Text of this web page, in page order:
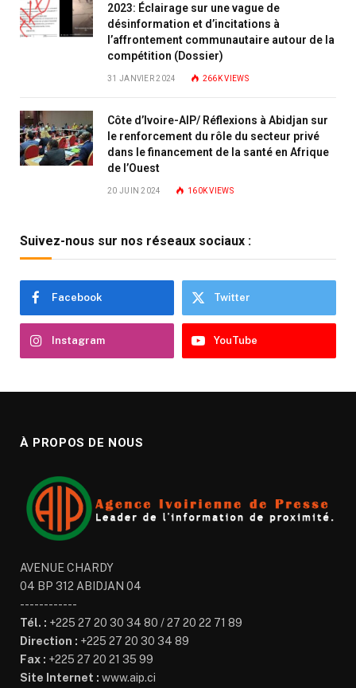
2023: Éclairage sur une vague de
désinformation et d’incitations à
l’affrontement communautaire autour de la
compétition (Dossier)
31 JANVIER 2024 266KVIEWS
Côte d’Ivoire-AIP/ Réflexions à Abidjan sur
le renforcement du rôle du secteur privé
dans le financement de la santé en Afrique
de l’Ouest
20 JUIN 2024 160KVIEWS
Suivez-nous sur nos réseaux sociaux :
Facebook Twitter
Instagram YouTube
À PROPOS DE NOUS
AVENUE CHARDY
04 BP 312 ABIDJAN 04
------------
Tél. : +225 27 20 30 34 80 / 27 20 22 71 89
Direction : +225 27 20 30 34 89
Fax : +225 27 20 21 35 99
Site Internet : www.aip.ci